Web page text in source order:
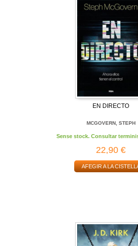
EN DIRECTO
MCGOVERN, STEPH
Sense stock. Consultar
22,90 €
AFEGIR A LA